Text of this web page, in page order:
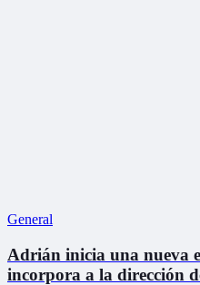
General
Adrián inicia una nueva
incorpora a la dirección